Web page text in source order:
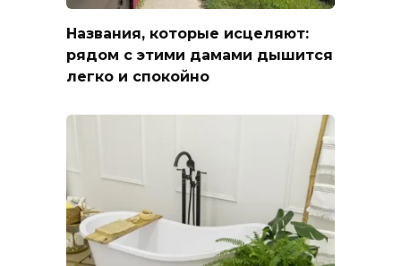
Названия, которые исцеляют:
рядом с этими дамами дышится
легко и спокойно